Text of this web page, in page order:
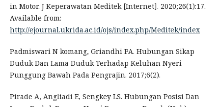
in Motor. J Keperawatan Meditek [Internet]. 2020;26(1):17.
Available from:
http://ejournal.ukrida.ac.id/ojs/index.php/Meditek/index
Padmiswari N komang, Griandhi PA. Hubungan Sikap
Duduk Dan Lama Duduk Terhadap Keluhan Nyeri
Punggung Bawah Pada Pengrajin. 2017;6(2).
Pirade A, Angliadi E, Sengkey LS. Hubungan Posisi Dan